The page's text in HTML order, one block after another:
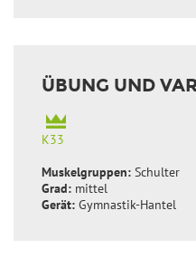
ÜBUNG UND
K33
Muskelgruppen: Schulter
Grad: mittel
Gerät: Gymnastik-Hantel